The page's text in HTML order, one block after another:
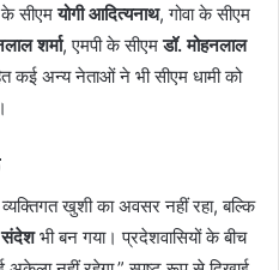
के सीएमयोगी आदित्यनाथ, गोवा के सीएम
शर्मा, एमपी के सीएमडॉ. मोहनलाल
कई अन्य नेताओं ने भी सीएम धामी को
खुशी का अवसर नहीं रहा, बल्कि
संदेशभी बन गया। प्रदेशवासियों के बीच